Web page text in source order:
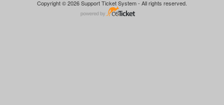
Copyright © 2026 Support Ticket System - All rights reserved.